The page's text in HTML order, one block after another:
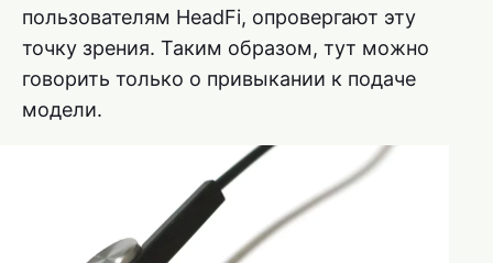
пользователям HeadFi, опровергают эту
точку зрения. Таким образом, тут можно
говорить только о привыкании к подаче
модели.